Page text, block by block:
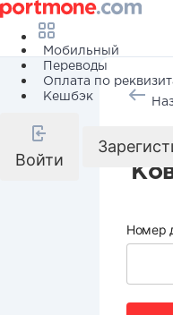
Мобильный
Переводы
Оплата по
Кешбэк
Войти
Номер